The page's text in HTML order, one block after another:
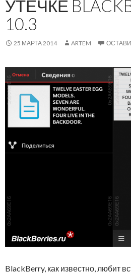
УТЕЧКЕ
10.3
25 МАРТА 2014 ARTEM
BlackBerry, как известно, любит